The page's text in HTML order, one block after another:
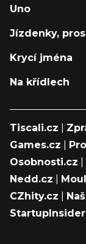
Uno
Jízdenky,
Krycí jména
Na křídlech
Tiscali.cz
Games.cz
Osobnosti.cz
Nedd.cz
CZhity.cz